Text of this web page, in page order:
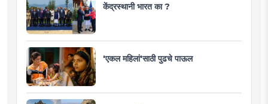
केंद्रस्थानी भारत का ?
'एकल महिलां'साठी पुढचे पाऊल